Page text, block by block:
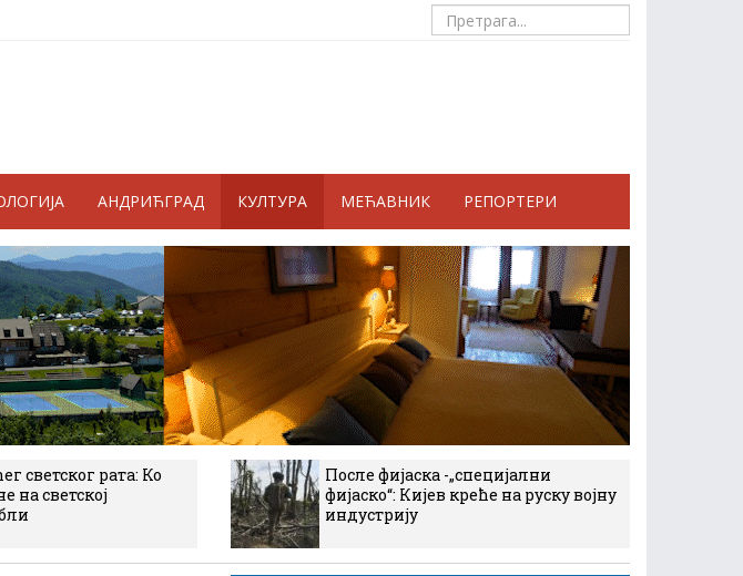
АНДРИЋГРАД КУЛТУРА МЕЋАВНИК РЕПОРТЕРИ
светског рата: Ко
на светској
После фијаска -„специјални
фијаско“: Кијев креће на руску војну
индустрију